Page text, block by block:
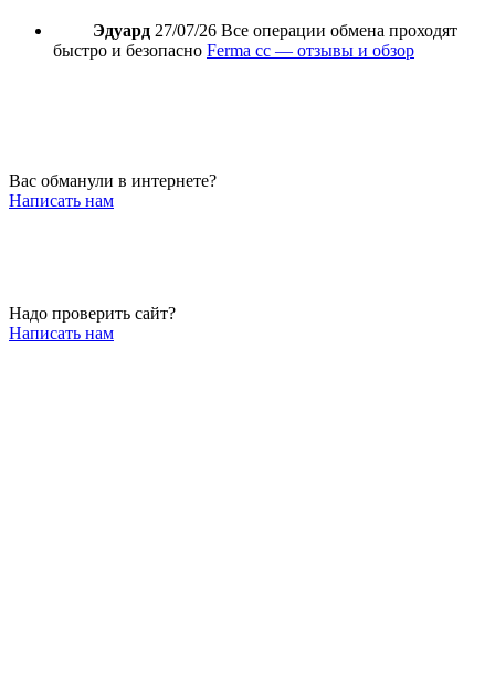
Эдуард 27/07/26 Все операции обмена проходят
быстро и безопасно Ferma cc — отзывы и обзор
Вас обманули в интернете?
Написать нам
Надо проверить сайт?
Написать нам